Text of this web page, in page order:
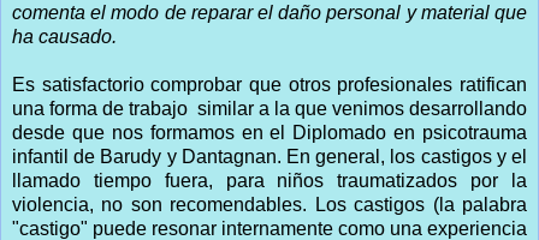
comenta el modo de reparar el daño personal y material que
ha causado.
Es satisfactorio comprobar que otros profesionales ratifican
una forma de trabajo similar a la que venimos desarrollando
desde que nos formamos en el Diplomado en psicotrauma
infantil de Barudy y Dantagnan. En general, los castigos y el
llamado tiempo fuera, para niños traumatizados por la
violencia, no son recomendables. Los castigos (la palabra
"castigo" puede resonar internamente como una experiencia